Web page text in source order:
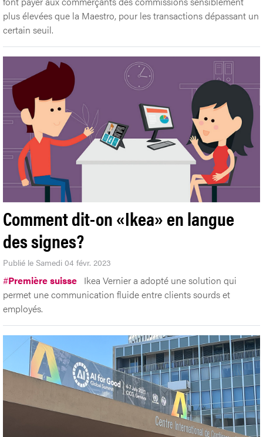
plus élevées que la Maestro, pour les transactions dépassant un
certain seuil.
Comment dit-on «Ikea» en langue
des signes?
Publié le Samedi 04 févr. 2023
#Première suisse Ikea Vernier a adopté une solution qui
permet une communication fluide entre clients sourds et
employés.